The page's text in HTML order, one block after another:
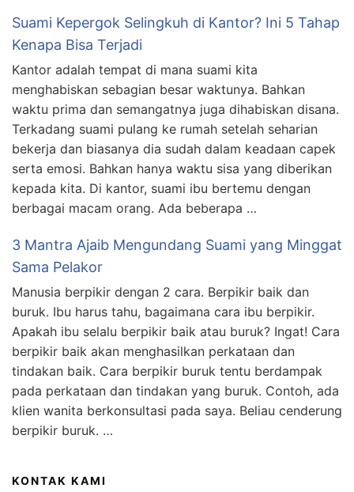
Suami Kepergok Selingkuh di Kantor? Ini 5 Tahap
Kenapa Bisa Terjadi
Kantor adalah tempat di mana suami kita
menghabiskan sebagian besar waktunya. Bahkan
waktu prima dan semangatnya juga dihabiskan disana.
Terkadang suami pulang ke rumah setelah seharian
bekerja dan biasanya dia sudah dalam keadaan capek
serta emosi. Bahkan hanya waktu sisa yang diberikan
kepada kita. Di kantor, suami ibu bertemu dengan
berbagai macam orang. Ada beberapa …
3 Mantra Ajaib Mengundang Suami yang Minggat
Sama Pelakor
Manusia berpikir dengan 2 cara. Berpikir baik dan
buruk. Ibu harus tahu, bagaimana cara ibu berpikir.
Apakah ibu selalu berpikir baik atau buruk? Ingat! Cara
berpikir baik akan menghasilkan perkataan dan
tindakan baik. Cara berpikir buruk tentu berdampak
pada perkataan dan tindakan yang buruk. Contoh, ada
klien wanita berkonsultasi pada saya. Beliau cenderung
berpikir buruk. …
KONTAK KAMI